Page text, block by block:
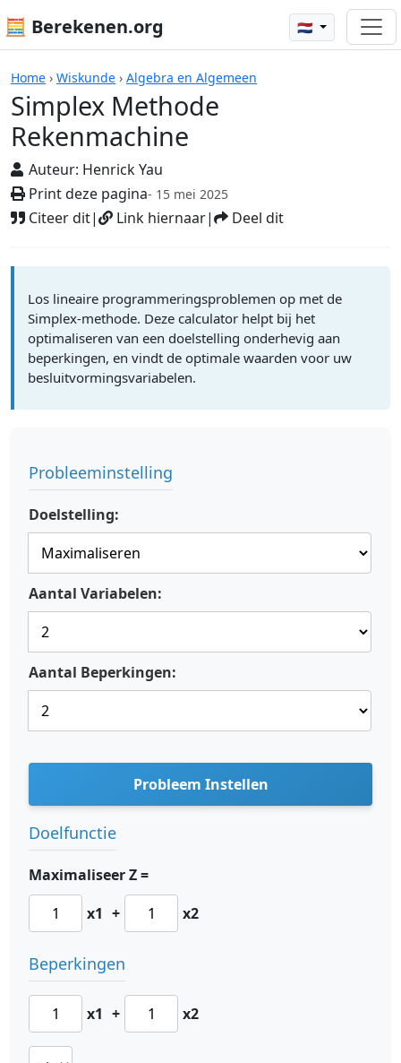
🧮 Berekenen.org 🇳🇱
Home › Wiskunde › Algebra en Algemeen
Simplex Methode
Rekenmachine
Auteur: Henrick Yau
Print deze pagina- 15 mei 2025
Citeer dit| Link hiernaar| Deel dit
Simplex Methode Rekenmachine
Los lineaire programmeringsproblemen op met de
Simplex-methode. Deze calculator helpt bij het
optimaliseren van een doelstelling onderhevig aan
beperkingen, en vindt de optimale waarden voor uw
besluitvormingsvariabelen.
Probleeminstelling
Doelstelling:
Aantal Variabelen:
Aantal Beperkingen:
Probleem Instellen
Doelfunctie
Maximaliseer Z =
x1 + x2
Beperkingen
x1 + x2